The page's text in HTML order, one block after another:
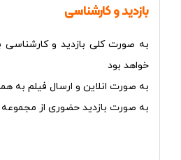
بازدید و کارشناسی
به صورت کلی بازدید و کارشناسی
خواهد بود
به صورت انلاین و ارسال فیلم به
به صورت بازدید حضوری از مجموعه